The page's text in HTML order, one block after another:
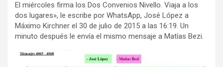
El miércoles firma los Dos Convenios Nivello. Viaja a los
dos lugares», le escribe por WhatsApp, José López a
Máximo Kirchner el 30 de julio de 2015 a las 16:19. Un
minuto después le envía el mismo mensaje a Matías Bezi.